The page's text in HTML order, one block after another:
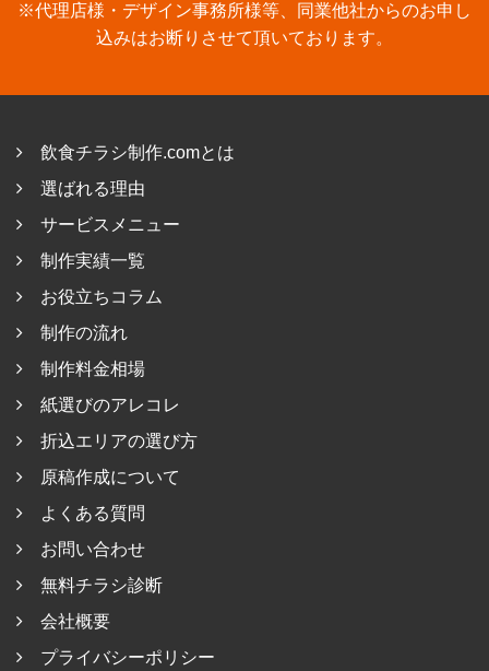
※代理店様・デザイン事務所様等、同業他社からのお申し
込みはお断りさせて頂いております。
飲食チラシ制作.comとは
選ばれる理由
サービスメニュー
制作実績一覧
お役立ちコラム
制作の流れ
制作料金相場
紙選びのアレコレ
折込エリアの選び方
原稿作成について
よくある質問
お問い合わせ
無料チラシ診断
会社概要
プライバシーポリシー